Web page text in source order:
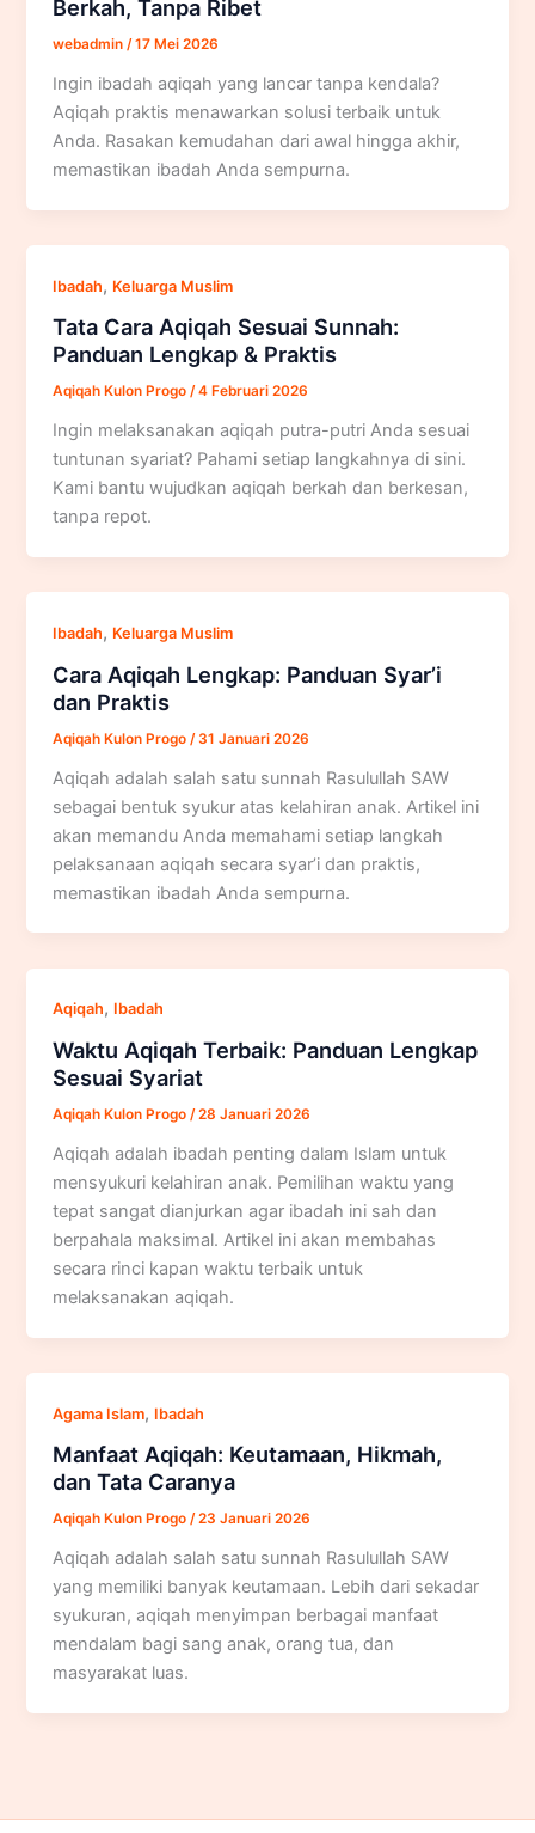
Berkah, Tanpa Ribet
webadmin/17 Mei 2026
Ingin ibadah aqiqah yang lancar tanpa kendala?
Aqiqah praktis menawarkan solusi terbaik untuk
Anda. Rasakan kemudahan dari awal hingga akhir,
memastikan ibadah Anda sempurna.
Ibadah, Keluarga Muslim
Tata Cara Aqiqah Sesuai Sunnah:
Panduan Lengkap & Praktis
Aqiqah Kulon Progo/4 Februari 2026
Ingin melaksanakan aqiqah putra-putri Anda sesuai
tuntunan syariat? Pahami setiap langkahnya di sini.
Kami bantu wujudkan aqiqah berkah dan berkesan,
tanpa repot.
Ibadah, Keluarga Muslim
Cara Aqiqah Lengkap: Panduan Syar’i
dan Praktis
Aqiqah Kulon Progo /31 Januari 2026
Aqiqah adalah salah satu sunnah Rasulullah SAW
sebagai bentuk syukur atas kelahiran anak. Artikel ini
akan memandu Anda memahami setiap langkah
pelaksanaan aqiqah secara syar’i dan praktis,
memastikan ibadah Anda sempurna.
Aqiqah, Ibadah
Waktu Aqiqah Terbaik: Panduan Lengkap
Sesuai Syariat
Aqiqah Kulon Progo/28 Januari 2026
Aqiqah adalah ibadah penting dalam Islam untuk
mensyukuri kelahiran anak. Pemilihan waktu yang
tepat sangat dianjurkan agar ibadah ini sah dan
berpahala maksimal. Artikel ini akan membahas
secara rinci kapan waktu terbaik untuk
melaksanakan aqiqah.
Agama Islam, Ibadah
Manfaat Aqiqah: Keutamaan, Hikmah,
dan Tata Caranya
Aqiqah Kulon Progo/23 Januari 2026
Aqiqah adalah salah satu sunnah Rasulullah SAW
yang memiliki banyak keutamaan. Lebih dari sekadar
syukuran, aqiqah menyimpan berbagai manfaat
mendalam bagi sang anak, orang tua, dan
masyarakat luas.